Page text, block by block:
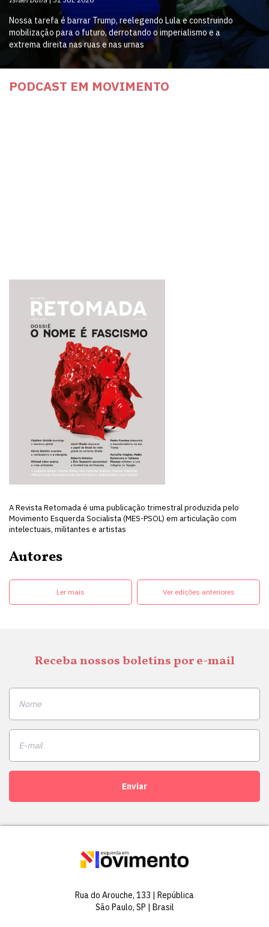
Nossa tarefa é barrar Trump, reelegendo Lula e construindo
mobilização para o futuro, derrotando o imperialismo e a
extrema direita nas ruas e nas urnas
PODCAST EM MOVIMENTO
A Revista Retomada é uma publicação trimestral produzida pelo
Movimento Esquerda Socialista (MES-PSOL) em articulação com
intelectuais, militantes e artistas
Autores
Ler mais Ver edições anteriores
Receba nossos boletins por e-mail
Enviar
Rua do Arouche, 133 | República
São Paulo, SP | Brasil